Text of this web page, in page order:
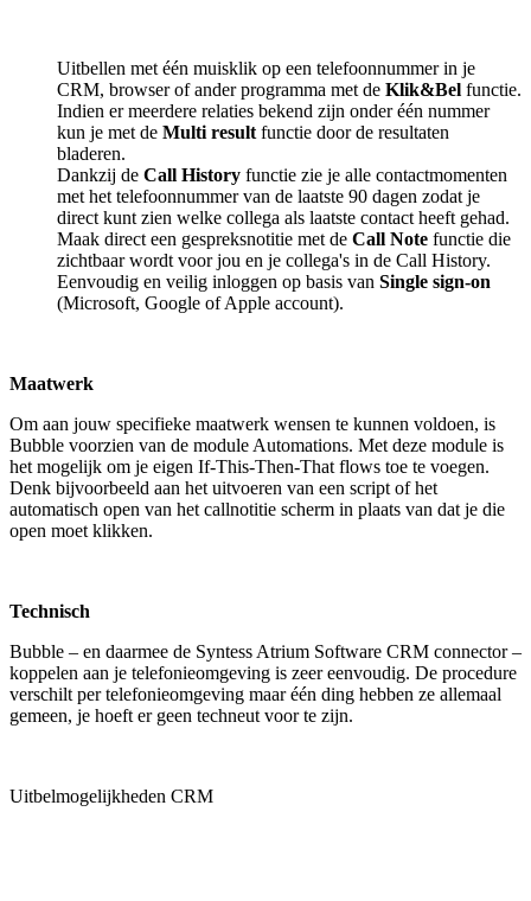
Uitbellen met één muisklik op een telefoonnummer in je
CRM, browser of ander programma met de Klik&Bel functie.
Indien er meerdere relaties bekend zijn onder één nummer
kun je met de Multi result functie door de resultaten
bladeren.
Dankzij de Call History functie zie je alle contactmomenten
met het telefoonnummer van de laatste 90 dagen zodat je
direct kunt zien welke collega als laatste contact heeft gehad.
Maak direct een gespreksnotitie met de Call Note functie die
zichtbaar wordt voor jou en je collega's in de Call History.
Eenvoudig en veilig inloggen op basis van Single sign-on
(Microsoft, Google of Apple account).
Maatwerk
Om aan jouw specifieke maatwerk wensen te kunnen voldoen, is
Bubble voorzien van de module Automations. Met deze module is
het mogelijk om je eigen If-This-Then-That flows toe te voegen.
Denk bijvoorbeeld aan het uitvoeren van een script of het
automatisch open van het callnotitie scherm in plaats van dat je die
open moet klikken.
Technisch
Bubble – en daarmee de Syntess Atrium Software CRM connector –
koppelen aan je telefonieomgeving is zeer eenvoudig. De procedure
verschilt per telefonieomgeving maar één ding hebben ze allemaal
gemeen, je hoeft er geen techneut voor te zijn.
Uitbelmogelijkheden CRM